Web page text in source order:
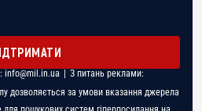
info@mil.in.ua | З питань реклами:
дозволяється за умови вказання джерела